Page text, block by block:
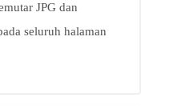
JPG dan
seluruh halaman